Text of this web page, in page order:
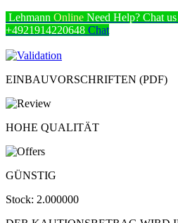
Lehmann Online Need Help? Chat
+4921914220648 Chat
EINBAUVORSCHRIFTEN (PDF)
HOHE QUALITÄT
GÜNSTIG
Stock: 2.000000